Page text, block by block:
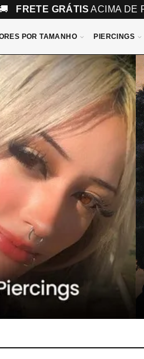
🚚 FRETE GRÁTIS ACIMA
POR TAMANHO PIERCINGS